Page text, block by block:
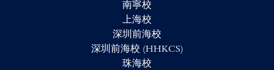
南寧校
上海校
深圳前海校
深圳前海校 (HHKCS)
珠海校